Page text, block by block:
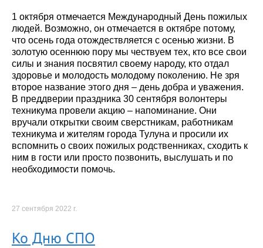
1 октября отмечается Международный День пожилых
людей. Возможно, он отмечается в октябре потому,
что осень года отождествляется с осенью жизни. В
золотую осеннюю пору мы чествуем тех, кто все свои
силы и знания посвятил своему народу, кто отдал
здоровье и молодость молодому поколению. Не зря
второе название этого дня – день добра и уважения.
В преддверии праздника 30 сентября волонтеры
техникума провели акцию – напоминание. Они
вручали открытки своим сверстникам, работникам
техникума и жителям города Тулуна и просили их
вспомнить о своих пожилых родственниках, сходить к
ним в гости или просто позвонить, выслушать и по
необходимости помочь.
27 сентября 2022 г.
Ко Дню СПО